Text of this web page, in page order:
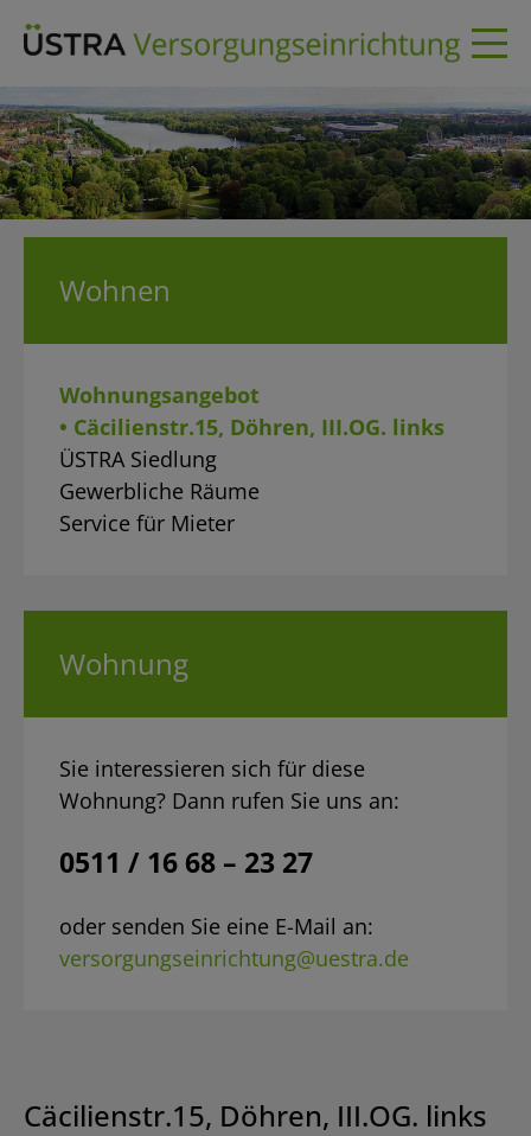
Cäcilienstr.15, Döhren, III.OG. links
Wohnen
Wohnungsangebot
• Cäcilienstr.15, Döhren, III.OG. links
ÜSTRA Siedlung
Gewerbliche Räume
Service für Mieter
Wohnung
Sie interessieren sich für diese
Wohnung? Dann rufen Sie uns an:
0511 / 16 68 – 23 27
oder senden Sie eine E-Mail an:
versorgungseinrichtung@uestra.de